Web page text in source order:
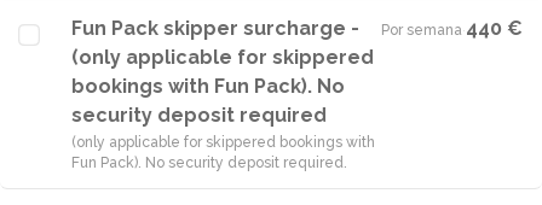
Fun Pack skipper surcharge -
(only applicable for skippered
bookings with Fun Pack). No
security deposit required
(only applicable for skippered bookings with
Fun Pack). No security deposit required.
Por semana·440 €